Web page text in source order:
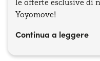
le offerte esclusive di
Yoyomove!
Continua a leggere